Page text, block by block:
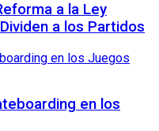
a la Ley
a los Partidos
en los